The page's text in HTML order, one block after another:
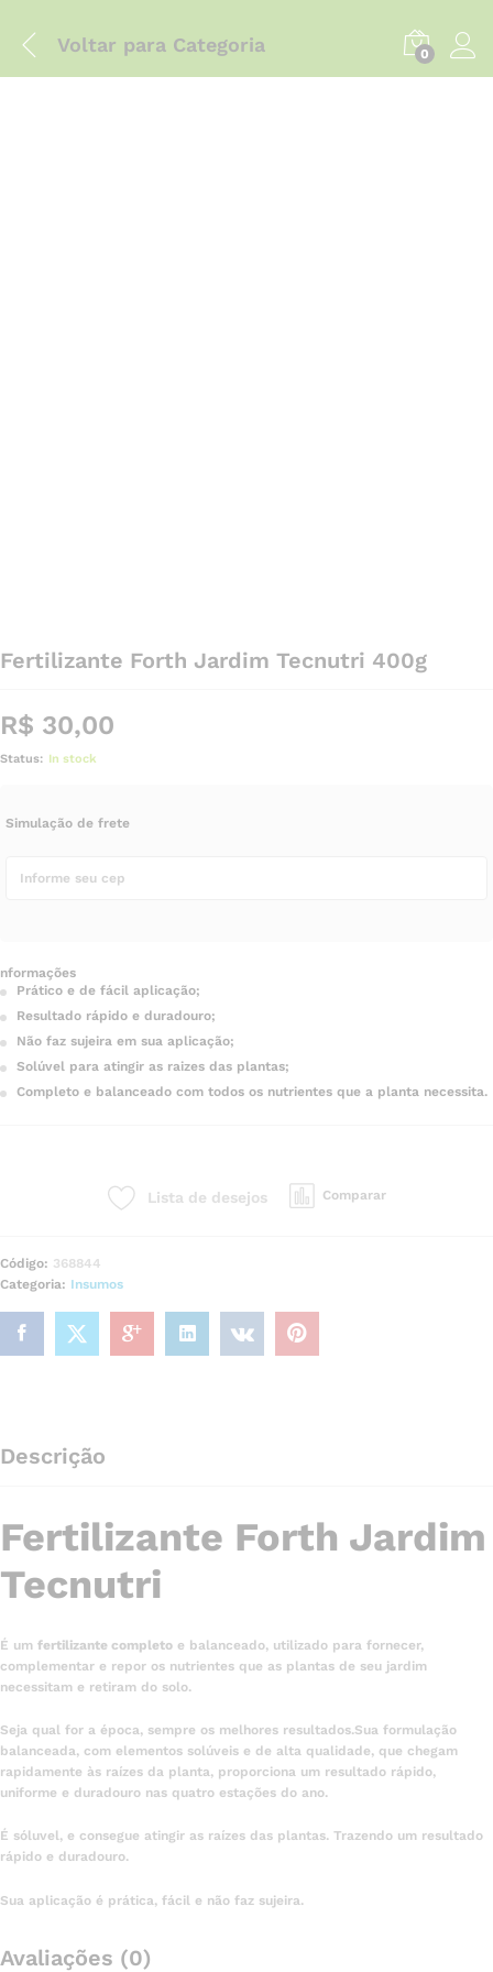
Voltar para Categoria 0
Fertilizante Forth Jardim Tecnutri 400g
R$ 30,00
Status: In stock
Simulação de frete
nformações
Prático e de fácil aplicação;
Resultado rápido e duradouro;
Não faz sujeira em sua aplicação;
Solúvel para atingir as raizes das plantas;
Completo e balanceado com todos os nutrientes que a planta necessita.
Lista de desejos Comparar
Código: 368844
Categoria: Insumos
Descrição
Fertilizante Forth Jardim
Tecnutri
É um fertilizante completo e balanceado, utilizado para fornecer,
complementar e repor os nutrientes que as plantas de seu jardim
necessitam e retiram do solo.
Seja qual for a época, sempre os melhores resultados.Sua formulação
balanceada, com elementos solúveis e de alta qualidade, que chegam
rapidamente às raízes da planta, proporciona um resultado rápido,
uniforme e duradouro nas quatro estações do ano.
É sóluvel, e consegue atingir as raízes das plantas. Trazendo um resultado
rápido e duradouro.
Sua aplicação é prática, fácil e não faz sujeira.
Avaliações (0)